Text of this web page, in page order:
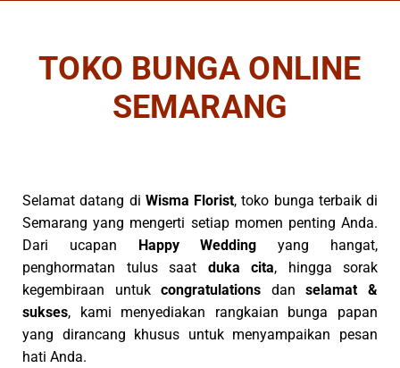
TOKO BUNGA ONLINE
SEMARANG
Selamat datang di Wisma Florist, toko bunga terbaik di
Semarang yang mengerti setiap momen penting Anda.
Dari ucapan Happy Wedding yang hangat,
penghormatan tulus saat duka cita, hingga sorak
kegembiraan untukcongratulations danselamat &
sukses, kami menyediakan rangkaian bunga papan
yang dirancang khusus untuk menyampaikan pesan
hati Anda.